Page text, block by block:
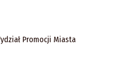
Promocji Miasta